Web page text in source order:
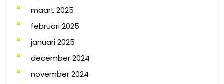
maart 2025
februari 2025
januari 2025
december 2024
november 2024